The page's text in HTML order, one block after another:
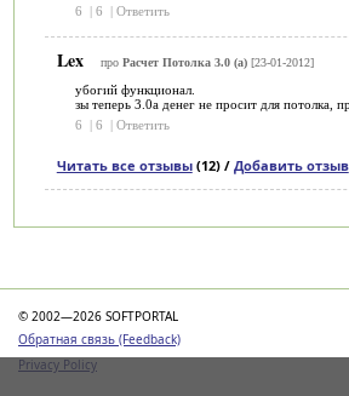
6
| 6 | Ответить
Lex про Расчет Потолка 3.0 (a)[23-01-2012]
убогий функционал.
зы теперь 3.0а денег не просит для потолка,
6
6 Ответить
Читать все отзывы(12) / Добавить отзыв
© 2002—2026 SOFTPORTAL
Обратная связь (Feedback)
Privacy Policy